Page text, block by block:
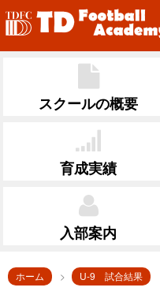
スクールの概要
育成実績
入部案内
ホーム U-9 試合結果